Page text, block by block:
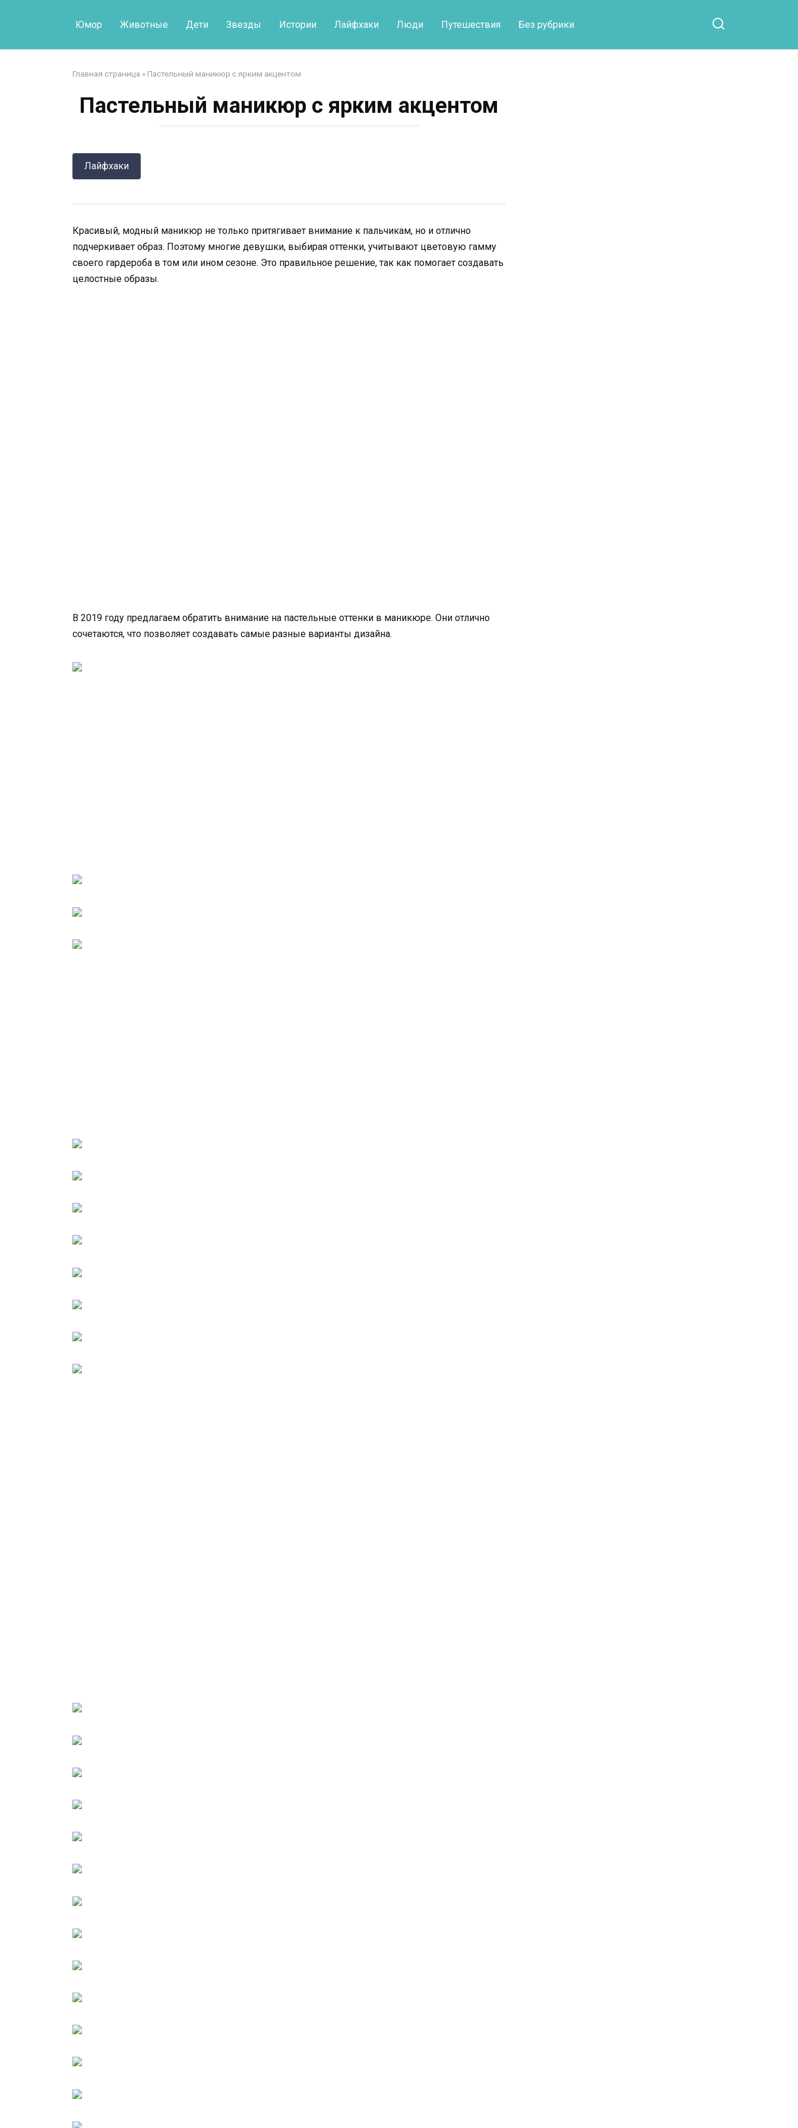
Юмор Животные Дети Звезды Истории Лайфхаки Люди Путешествия Без рубрики
Главная страница » Пастельный маникюр с ярким акцентом
Пастельный маникюр с ярким акцентом
Лайфхаки
Красивый, модный маникюр не только притягивает внимание к пальчикам, но и отлично
подчеркивает образ. Поэтому многие девушки, выбирая оттенки, учитывают цветовую гамму
своего гардероба в том или ином сезоне. Это правильное решение, так как помогает создавать
целостные образы.
В 2019 году предлагаем обратить внимание на пастельные оттенки в маникюре. Они отлично
сочетаются, что позволяет создавать самые разные варианты дизайна.